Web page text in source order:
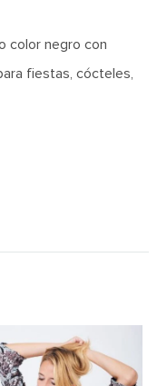
color negro con
fiestas, cócteles,